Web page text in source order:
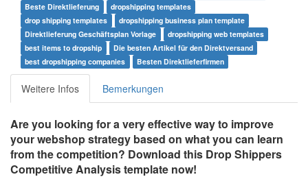
Beste Direktlieferung
dropshipping templates
drop shipping templates
dropshipping business plan template
Direktlieferung Geschäftsplan Vorlage
dropshipping web templates
best items to dropship
Die besten Artikel für den Direktversand
best dropshipping companies
Besten Direktlieferfirmen
Weitere Infos Bemerkungen
Are you looking for a very effective way to improve
your webshop strategy based on what you can learn
from the competition? Download this Drop Shippers
Competitive Analysis template now!